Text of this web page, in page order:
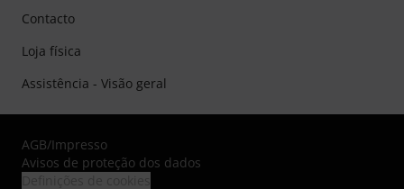
Contacto
Loja física
Assistência - Visão geral
AGB/Impresso
Avisos de proteção dos dados